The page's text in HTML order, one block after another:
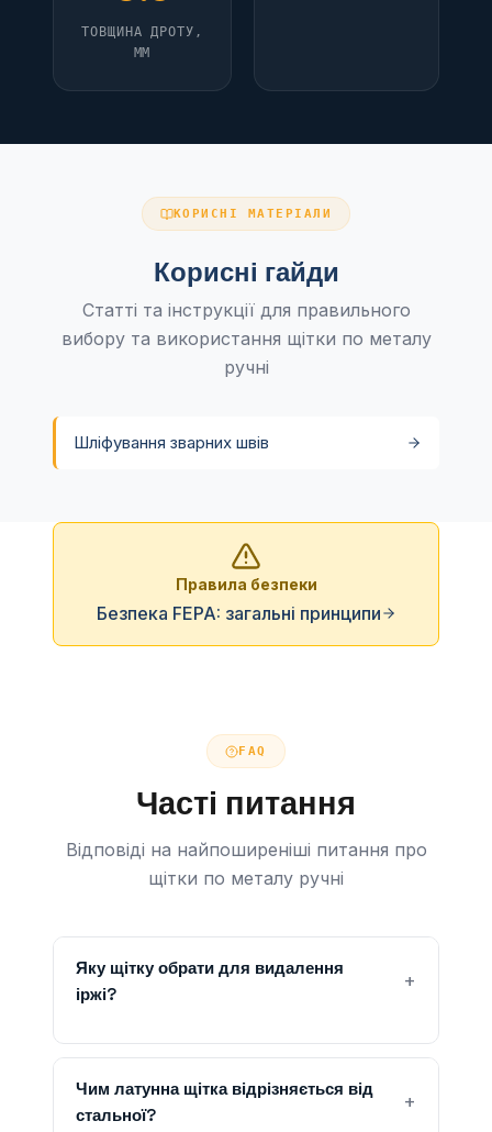
ТОВЩИНА ДРОТУ,
ММ
КОРИСНІ МАТЕРІАЛИ
Корисні гайди
Статті та інструкції для правильного
вибору та використання щітки по металу
ручні
Шліфування зварних швів
Правила безпеки
Безпека FEPA: загальні принципи
FAQ
Часті питання
Відповіді на найпоширеніші питання про
щітки по металу ручні
Яку щітку обрати для видалення
іржі?
Чим латунна щітка відрізняється від
стальної?